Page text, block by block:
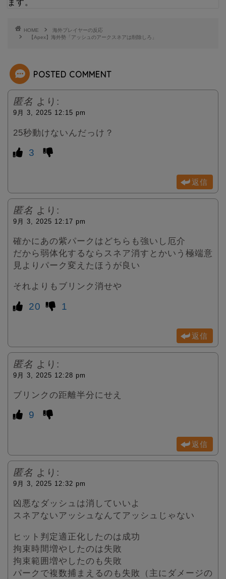
ます。
HOME
海外プレイヤーの反応
【Apex】海外勢「アッシュのアークスネアは削除しろ」
POSTED COMMENT
匿名 より:
9月 3, 2025 12:15 pm
25秒動けないんだっけ？
3
返信
匿名 より:
9月 3, 2025 12:17 pm
確かにあの紫パークはどちらも強いし厄介
だから弱体化するならスネア消すとかいう極端意
見よりパーク変えたほうが良い
それよりもブリンク消せや
20 1
返信
匿名 より:
9月 3, 2025 12:28 pm
ブリンクの距離半分にせえ
9
返信
匿名 より:
9月 3, 2025 12:32 pm
凶悪なダッシュは消していいよ
スネアないアッシュなんてアッシュじゃない
ヒット判定適正化したのは成功
拘束時間増やしたのは失敗
拘束範囲増やしたのも失敗
パークで複数捕まえるのも失敗（主にダメージの